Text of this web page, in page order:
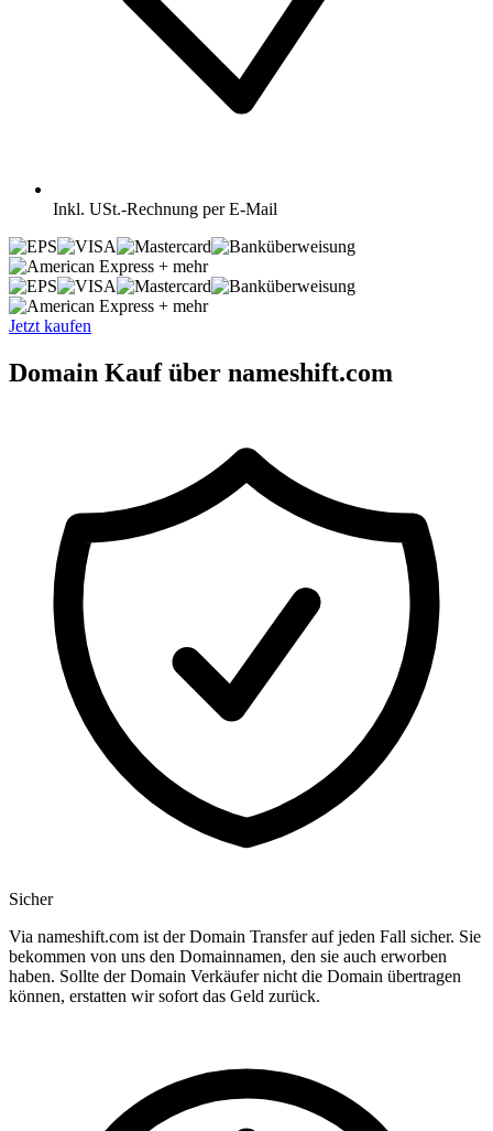
Inkl. USt.-Rechnung per E-Mail
+ mehr
+ mehr
Jetzt kaufen
Domain Kauf über nameshift.com
Sicher
Via nameshift.com ist der Domain Transfer auf jeden Fall sicher. Sie
bekommen von uns den Domainnamen, den sie auch erworben
haben. Sollte der Domain Verkäufer nicht die Domain übertragen
können, erstatten wir sofort das Geld zurück.